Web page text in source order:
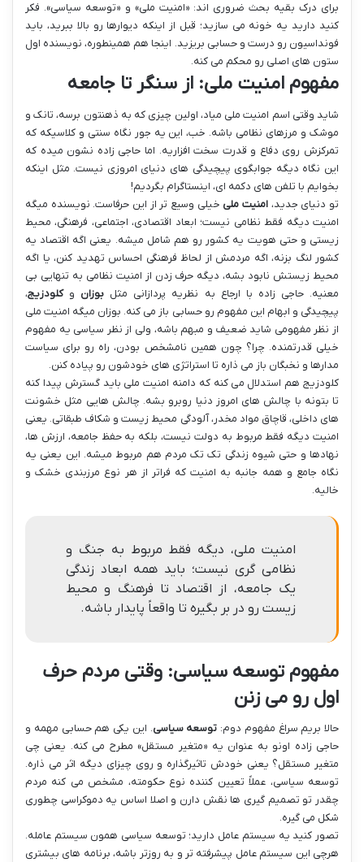
برای درک بقیه بحث ضروری اند: «امنیت ملی» و «توسعه سیاسی». فکر
کنید دارید یه خونه می سازید؛ قبل از اینکه دیوارها رو بالا ببرید، باید
فونداسیون رو درست و حسابی بریزید. اینجا هم همینطوره، نویسنده اول
ستون های اصلی رو محکم می کنه.
مفهوم امنیت ملی: از سنگر تا جامعه
شاید وقتی اسم امنیت ملی میاد، اولین چیزی که به ذهنتون برسه، تانک و
موشک و مرزهای نظامی باشه. خب، این یه جور نگاه سنتی و کلاسیکه که
تمرکزش روی دفاع و قدرت سخت افزاریه. اما حاجی زاده نشون میده که
این نگاه دیگه جوابگوی پیچیدگی های دنیای امروزی نیست. مثل اینکه
بخوایم با تلفن های دکمه ای، اینستاگرام بگردیم!
تو دنیای جدید، امنیت ملی خیلی وسیع تر از این حرفاست. نویسنده میگه
امنیت دیگه فقط نظامی نیست؛ ابعاد اقتصادی، اجتماعی، فرهنگی، محیط
زیستی و حتی هویت یه کشور رو هم شامل میشه. یعنی اگه اقتصاد یه
کشور لنگ بزنه، اگه مردمش از لحاظ فرهنگی احساس تهدید کنن، یا اگه
محیط زیستش نابود بشه، دیگه حرف زدن از امنیت نظامی به تنهایی بی
معنیه. حاجی زاده با ارجاع به نظریه پردازانی مثل بوزان وکلودزیج،
پیچیدگی و ابهام این مفهوم رو حسابی باز می کنه. بوزان میگه امنیت ملی
از نظر مفهومی شاید ضعیف و مبهم باشه، ولی از نظر سیاسی یه مفهوم
خیلی قدرتمنده. چرا؟ چون همین نامشخص بودن، راه رو برای سیاست
مدارها و نخبگان باز می ذاره تا استراتژی های خودشون رو پیاده کنن.
کلودزیج هم استدلال می کنه که دامنه امنیت ملی باید گسترش پیدا کنه
تا بتونه با چالش های امروز دنیا روبرو بشه. چالش هایی مثل خشونت
های داخلی، قاچاق مواد مخدر، آلودگی محیط زیست و شکاف طبقاتی. یعنی
امنیت دیگه فقط مربوط به دولت نیست، بلکه به حفظ جامعه، ارزش ها،
نهادها و حتی شیوه زندگی تک تک مردم هم مربوط میشه. این یعنی یه
نگاه جامع و همه جانبه به امنیت که فراتر از هر نوع مرزبندی خشک و
خالیه.
امنیت ملی، دیگه فقط مربوط به جنگ و
نظامی گری نیست؛ باید همه ابعاد زندگی
یک جامعه، از اقتصاد تا فرهنگ و محیط
زیست رو در بر بگیره تا واقعاً پایدار باشه.
مفهوم توسعه سیاسی: وقتی مردم حرف
اول رو می زنن
حالا بریم سراغ مفهوم دوم: توسعه سیاسی. این یکی هم حسابی مهمه و
حاجی زاده اونو به عنوان یه «متغیر مستقل» مطرح می کنه. یعنی چی
متغیر مستقل؟ یعنی خودش تاثیرگذاره و روی چیزای دیگه اثر می ذاره.
توسعه سیاسی، عملاً تعیین کننده نوع حکومته، مشخص می کنه مردم
چقدر تو تصمیم گیری ها نقش دارن و اصلا اساس یه دموکراسی چطوری
شکل می گیره.
تصور کنید یه سیستم عامل دارید؛ توسعه سیاسی همون سیستم عامله.
هرچی این سیستم عامل پیشرفته تر و به روزتر باشه، برنامه های بیشتری